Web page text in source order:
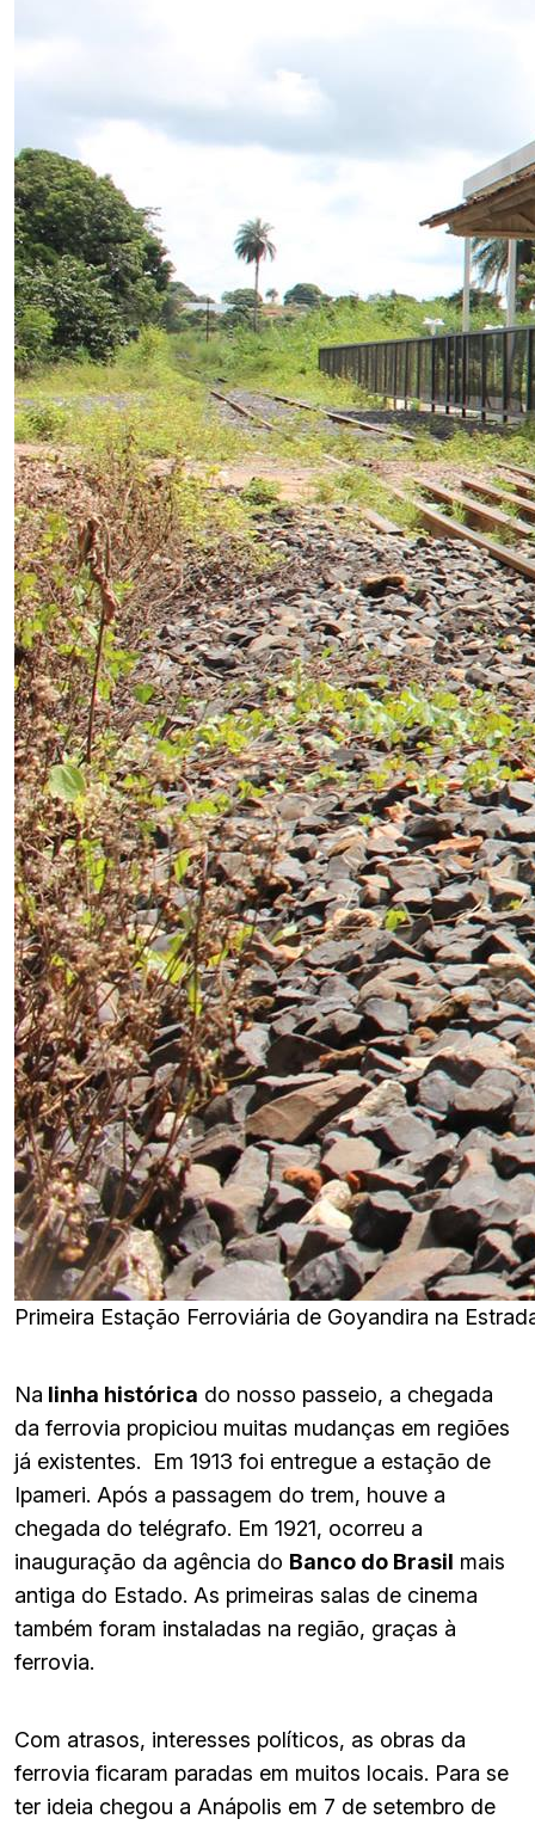
Primeira Estação Ferroviária de Goyandira na
Na linha histórica do nosso passeio, a chegada
da ferrovia propiciou muitas mudanças em regiões
já existentes. Em 1913 foi entregue a estação de
Ipameri. Após a passagem do trem, houve a
chegada do telégrafo. Em 1921, ocorreu a
inauguração da agência do Banco do Brasil mais
antiga do Estado. As primeiras salas de cinema
também foram instaladas na região, graças à
ferrovia.
Com atrasos, interesses políticos, as obras da
ferrovia ficaram paradas em muitos locais. Para se
ter ideia chegou a Anápolis em 7 de setembro de